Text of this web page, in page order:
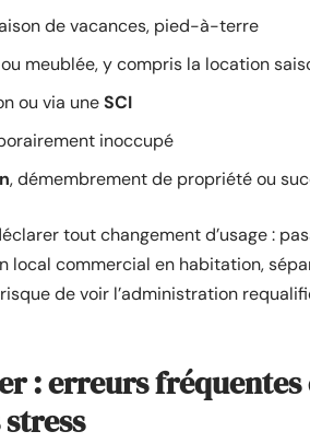
de vacances, pied-à-terre
meublée, y compris la location
ou via uneSCI
inoccupé
, démembrement de propriété ou
tout changement d’usage :
local commercial en habitation,
de voir l’administration
: erreurs